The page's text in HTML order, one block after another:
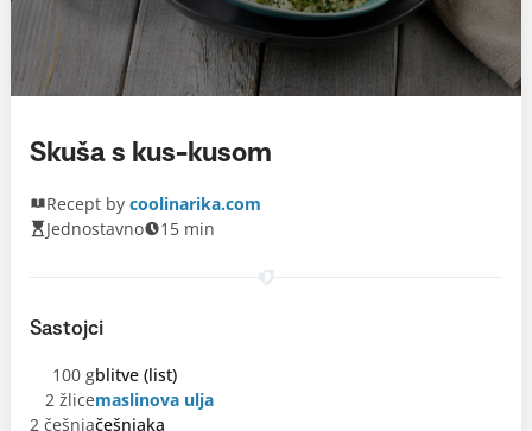
Skuša s kus-kusom
Recept by coolinarika.com
Jednostavno
15 min
Sastojci
100 gblitve (list)
2 žlicemaslinova ulja
2 češnjačešnjaka